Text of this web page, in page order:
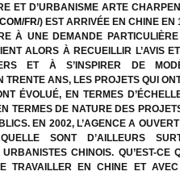
ET D’URBANISME ARTE
FR/) EST ARRIVÉE EN CHINE EN
À UNE DEMANDE
ALORS À RECUEILLIR L’AVIS
ET À S’INSPIRER DE
ANS, LES PROJETS QUI
ÉVOLUÉ, EN TERMES
TERMES DE NATURE DES
EN 2002, L’AGENCE A
SONT D’AILLEURS
CHINOIS. QU’EST-CE
TRAVAILLER EN CHINE ET